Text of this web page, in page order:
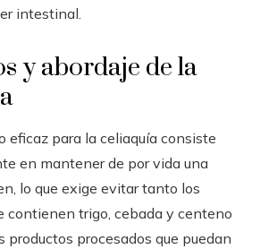
intestinal.
y abordaje de la
eficaz para la celiaquía consiste
en mantener de por vida una
lo que exige evitar tanto los
contienen trigo, cebada y centeno
productos procesados que puedan